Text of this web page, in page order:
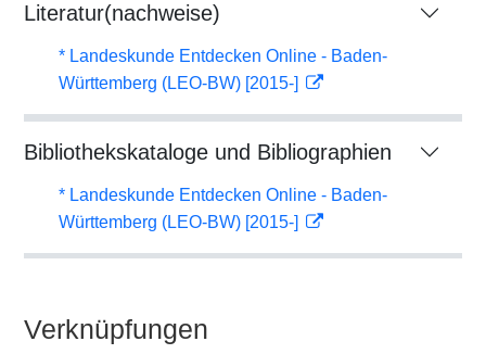
Literatur(nachweise)
* Landeskunde Entdecken Online - Baden-
Württemberg (LEO-BW) [2015-]
Bibliothekskataloge und Bibliographien
* Landeskunde Entdecken Online - Baden-
Württemberg (LEO-BW) [2015-]
Verknüpfungen